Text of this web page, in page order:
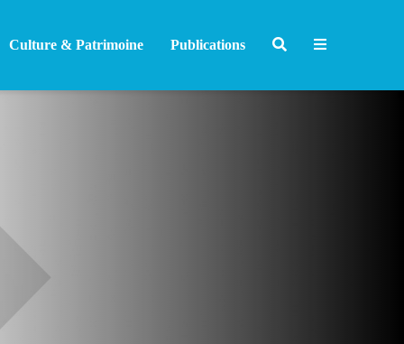
Culture & Patrimoine Publications